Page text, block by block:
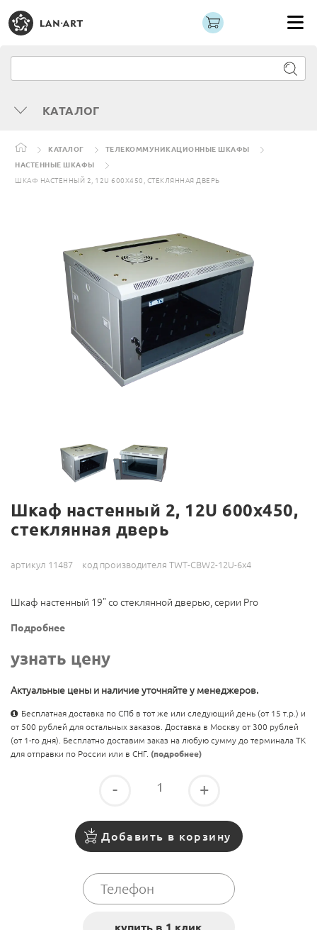
КАТАЛОГ
КАТАЛОГ
ТЕЛЕКОММУНИКАЦИОННЫЕ ШКАФЫ
НАСТЕННЫЕ ШКАФЫ
ШКАФ НАСТЕННЫЙ 2, 12U 600X450, СТЕКЛЯННАЯ ДВЕРЬ
Шкаф настенный 2, 12U 600x450,
стеклянная дверь
артикул 11487 код производителя TWT-CBW2-12U-6x4
Шкаф настенный 19" со стеклянной дверью, серии Pro
Подробнее
узнать цену
Актуальные цены и наличие уточняйте у менеджеров.
Бесплатная доставка по СПб в тот же или следующий день (от 15 т.р.) и
от 500 рублей для остальных заказов. Доставка в Москву от 300 рублей
(от 1-го дня). Бесплатно доставим заказ на любую сумму до терминала ТК
для отправки по России или в СНГ. (подробнее)
- +
Добавить в корзину